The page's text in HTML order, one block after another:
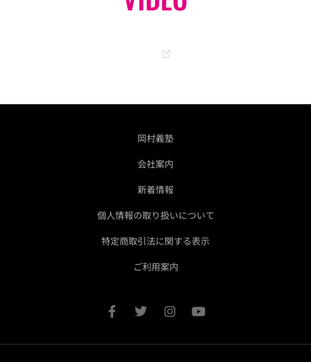
岡村義塾
会社案内
新着情報
個人情報の取り扱いについて
特定商取引法に関する表示
ご利用案内
F
a
e
T
w
t
I
n
t
Y
o
t